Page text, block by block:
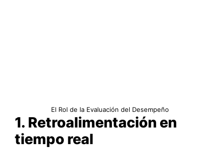
El Rol de la Evaluación del Desempeño
1. Retroalimentación en
tiempo real